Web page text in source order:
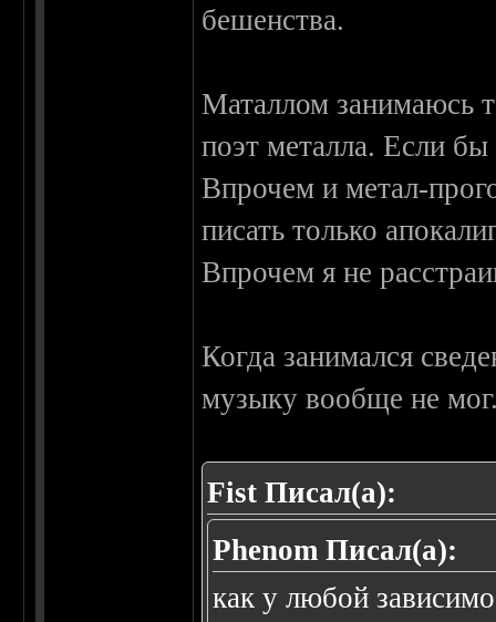
бешенства.
Маталлом занимаюсь
поэт металла. Если
Впрочем и метал-
писать только
Впрочем я не
Когда занимался
музыку вообще не
Fist Писал(а):
Phenom Писал(а):
как у любой